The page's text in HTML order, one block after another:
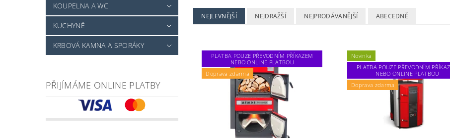
KOUPELNA A WC
KUCHYNĚ
KRBOVÁ KAMNA A SPORÁKY
PŘIJÍMÁME ONLINE PLATBY
NEJLEVNĚJŠÍ NEJDRAŽŠÍ NEJPRODÁVANĚJŠÍ ABECEDNĚ
PLATBA POUZE PŘEVODNÍM PŘÍKAZEM
NEBO ONLINE PLATBOU
Doprava zdarma
Novinka
PLATBA POUZE PŘEVODNÍM
NEBO ONLINE PLATBOU
Doprava zdarma